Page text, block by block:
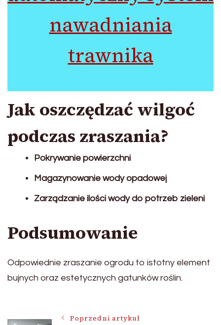
nawadniania
trawnika
Jak oszczędzać wilgoć
podczas zraszania?
Pokrywanie powierzchni
Magazynowanie wody opadowej
Zarządzanie ilości wody do potrzeb zieleni
Podsumowanie
Odpowiednie zraszanie ogrodu to istotny element
bujnych oraz estetycznych gatunków roślin.
Poprzedni artykuł